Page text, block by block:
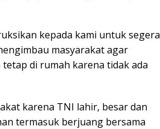
kepada kami untuk segera
masyarakat agar
di rumah karena tidak ada
karena TNI lahir, besar dan
termasuk berjuang bersama